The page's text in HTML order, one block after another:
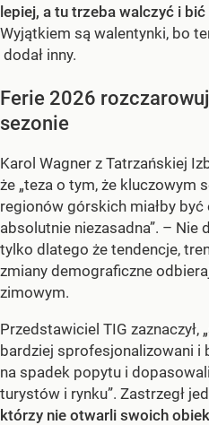
lepiej, a tu trzeba walczyć i
Wyjątkiem są walentynki, bo
dodał inny.
Ferie 2026
sezonie
Karol Wagner z Tatrzańskiej
że „teza o tym, że kluczowym
regionów górskich miałby
absolutnie niezasadna”. – Nie
tylko dlatego że tendencje,
zmiany demograficzne
zimowym.
Przedstawiciel TIG zaznaczył,
bardziej sprofesjonalizowani i
na spadek popytu i
turystów i rynku”. Zastrzegł
którzy nie otwarli swoich